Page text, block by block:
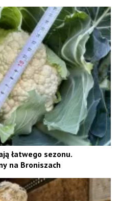
łatwego sezonu.
na Broniszach